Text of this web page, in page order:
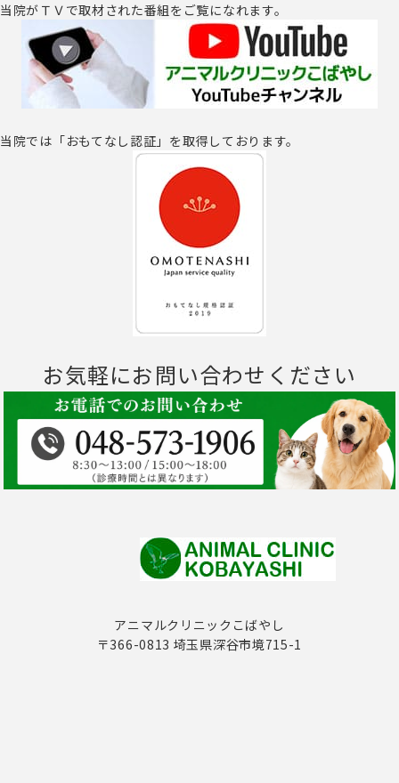
当院がＴＶで取材された番組をご覧になれます。
当院では「おもてなし認証」を取得しております。
お気軽にお問い合わせください
アニマルクリニックこばやし
〒366-0813 埼玉県深谷市境715-1